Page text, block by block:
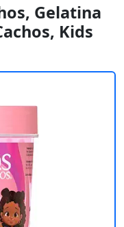
Gelatina
Kids